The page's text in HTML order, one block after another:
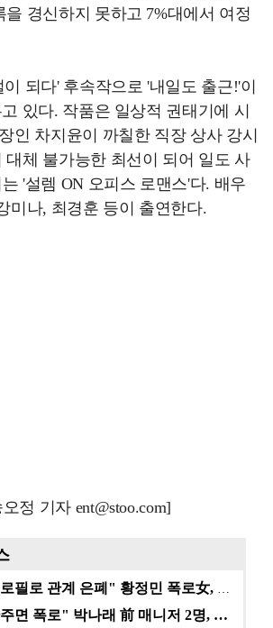
을 경신하지 못하고 7%대에서 여정
되다' 후속작으로 '내일도 출근!'이
있다. 작품은 일상적 권태기에 시
인 차지윤이 까칠한 직장 상사 강시
대체 불가능한 최선이 되어 일도 사
'설렘 ON 오피스 로맨스'다. 배우
미나, 최경훈 등이 출연한다.
정 기자 ent@stoo.com]
"카톡 멀티 프로필로 관계 은폐" 황정민 폭로女, 문자…
면 폭로" 박나래 前 매니저 2명, …